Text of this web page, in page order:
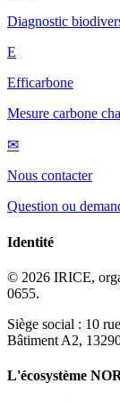
Diagnostic
E
Efficarbone
Mesure carbone
✉
Nous contacter
Question ou
Identité
© 2026 IRICE,
0655.
Siège social : 10
Bâtiment A2,
L'écosystème